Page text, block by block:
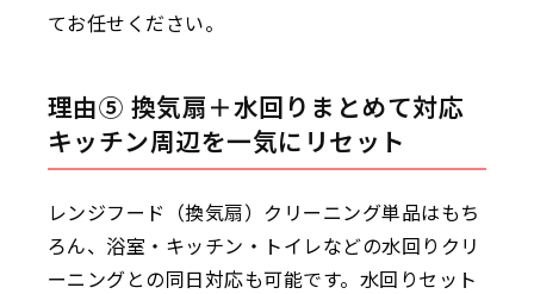
てお任せください。
理由⑤ 換気扇＋水回りまとめて対応
キッチン周辺を一気にリセット
レンジフード（換気扇）クリーニング単品はもち
ろん、浴室・キッチン・トイレなどの水回りクリ
ーニングとの同日対応も可能です。水回りセット